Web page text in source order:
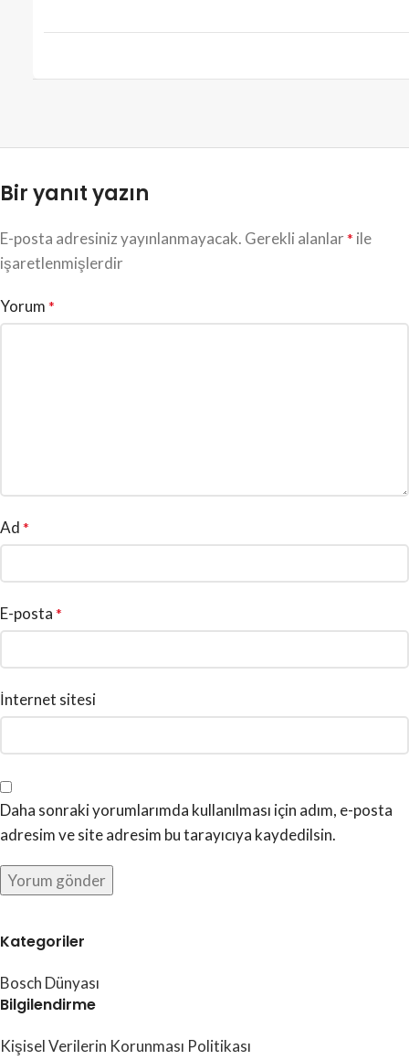
Bir yanıt yazın
E-posta adresiniz yayınlanmayacak. Gerekli alanlar* ile
işaretlenmişlerdir
Yorum *
Ad *
E-posta *
İnternet sitesi
Daha sonraki yorumlarımda kullanılması için adım, e-posta
adresim ve site adresim bu tarayıcıya kaydedilsin.
Kategoriler
Bosch Dünyası
Bilgilendirme
Kişisel Verilerin Korunması Politikası